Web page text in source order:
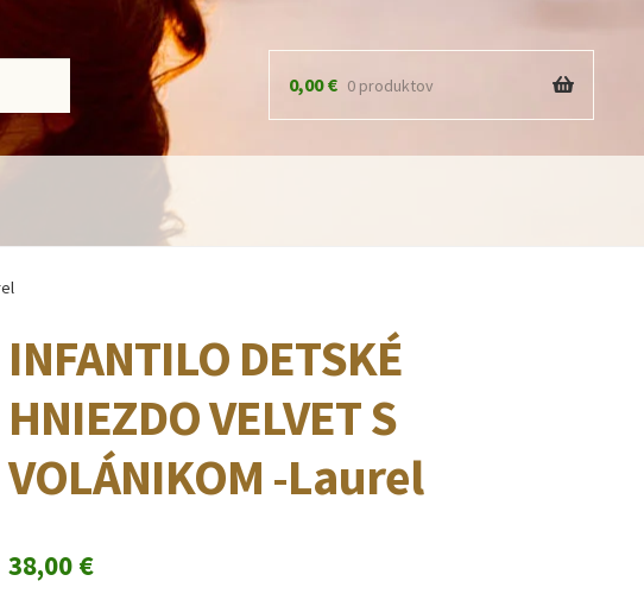
0,00€ 0 produktov
INFANTILO DETSKÉ
HNIEZDO VELVET S
VOLÁNIKOM -Laurel
38,00 €